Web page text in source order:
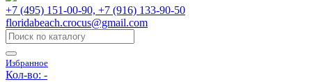
+7 (495) 151-00-90, +7 (916) 133-90-50
floridabeach.crocus@gmail.com
Избранное
Кол-во: -